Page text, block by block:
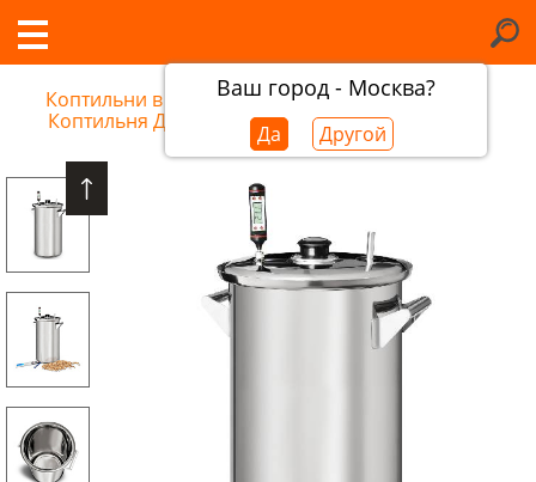
Ваш город - Москва?
Да Другой
Коптильни в Коломне/
Коптильня Добрый Жар, 17 л